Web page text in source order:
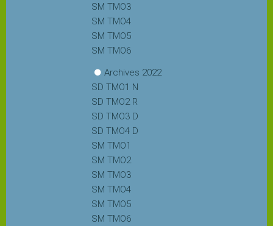
SM TMO3
SM TMO4
SM TMO5
SM TMO6
Archives 2022
SD TMO1 N
SD TMO2 R
SD TMO3 D
SD TMO4 D
SM TMO1
SM TMO2
SM TMO3
SM TMO4
SM TMO5
SM TMO6